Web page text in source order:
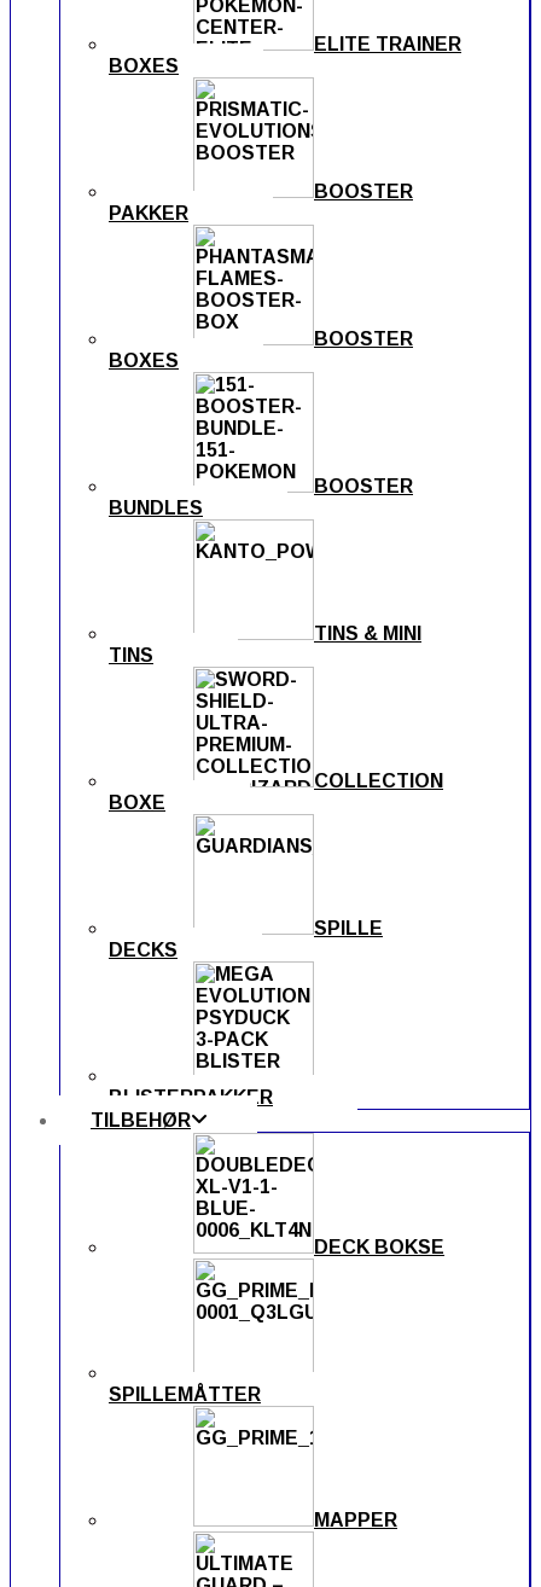
ELITE TRAINER
BOXES
BOOSTER
PAKKER
BOOSTER
BOXES
BOOSTER
BUNDLES
TINS & MINI
TINS
COLLECTION
BOXE
SPILLE
DECKS
BLISTERPAKKER
TILBEHØR
DECK BOKSE
SPILLEMÅTTER
MAPPER